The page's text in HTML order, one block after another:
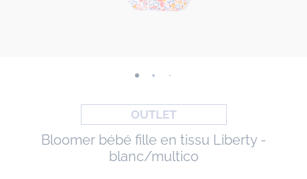
-
01 02 03
Bloomer bébé fille en tissu Liberty -
blanc/multico